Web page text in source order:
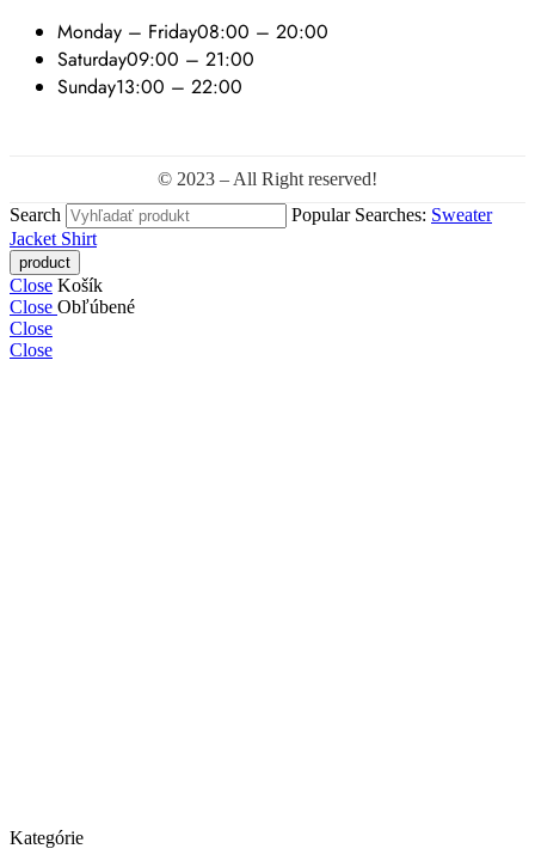
Monday – Friday08:00 – 20:00
Saturday09:00 – 21:00
Sunday13:00 – 22:00
© 2023 – All Right reserved!
Search
Popular Searches: Sweater
Jacket Shirt
Close Košík
Close Obľúbené
Close
Close
Kategórie